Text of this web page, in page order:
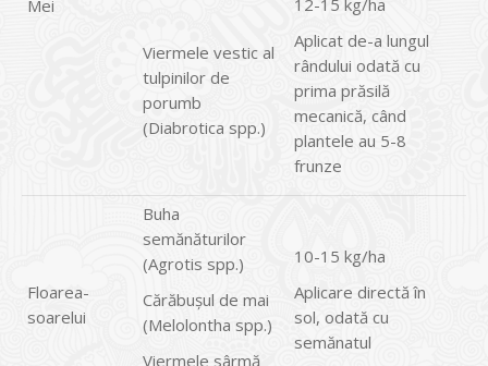
Mei
Viermele vestic al
tulpinilor de
porumb
(Diabrotica spp.)
Aplicat de-a lungul
rândului odată cu
prima prăsilă
mecanică, când
plantele au 5-8
frunze
Floarea-
soarelui
Buha
semănăturilor
(Agrotis spp.)
Cărăbuşul de mai
(Melolontha spp.)
Viermele sârmă
10-15 kg/ha
Aplicare directă în
sol, odată cu
semănatul